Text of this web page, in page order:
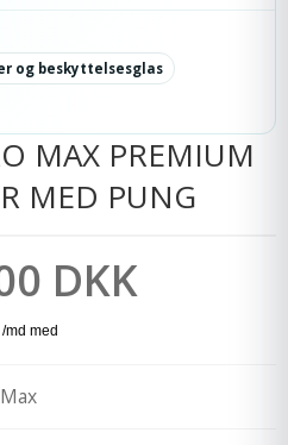
og beskyttelsesglas
MAX PREMIUM
MED PUNG
DKK